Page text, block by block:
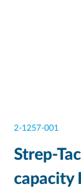
2-1257-001
Strep-
capacity